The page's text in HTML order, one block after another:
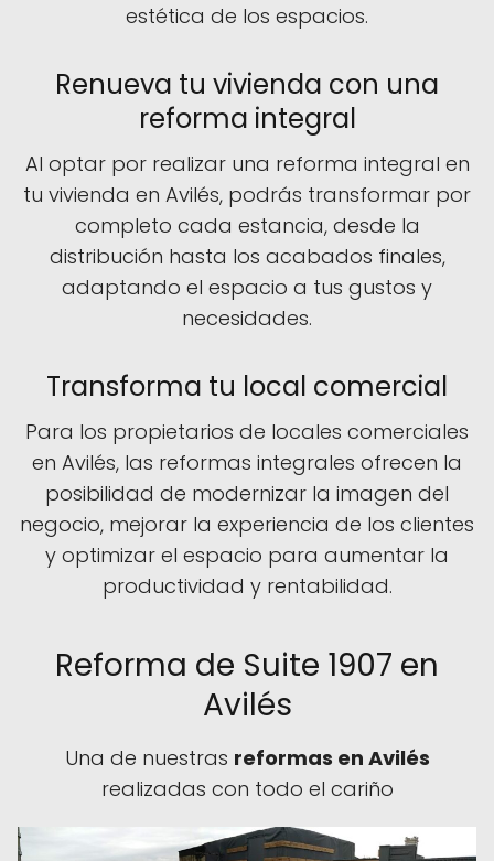
estética de los espacios.
Renueva tu vivienda con una
reforma integral
Al optar por realizar una reforma integral en
tu vivienda en Avilés, podrás transformar por
completo cada estancia, desde la
distribución hasta los acabados finales,
adaptando el espacio a tus gustos y
necesidades.
Transforma tu local comercial
Para los propietarios de locales comerciales
en Avilés, las reformas integrales ofrecen la
posibilidad de modernizar la imagen del
negocio, mejorar la experiencia de los clientes
y optimizar el espacio para aumentar la
productividad y rentabilidad.
Reforma de Suite 1907 en
Avilés
Una de nuestras reformas en Avilés
realizadas con todo el cariño